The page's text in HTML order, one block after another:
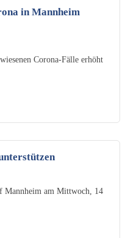
in Mannheim
Corona-Fälle erhöht
am Mittwoch, 14